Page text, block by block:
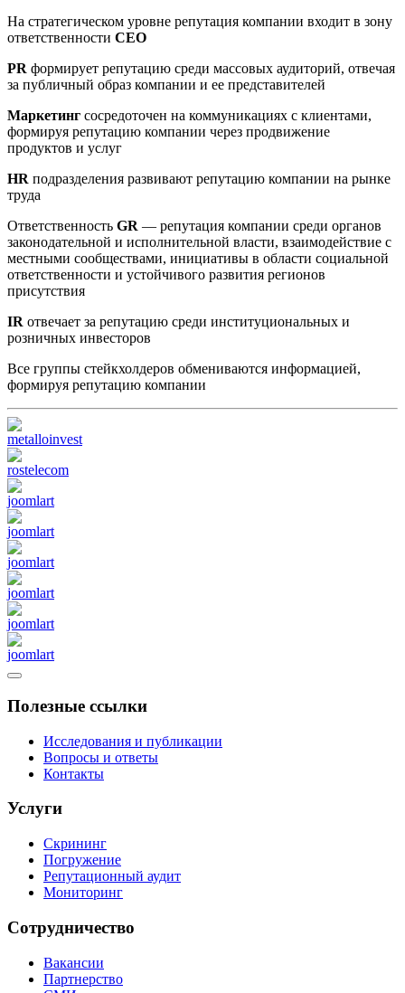
На стратегическом уровне репутация компании входит в зону
ответственности CEO
PR формирует репутацию среди массовых аудиторий, отвечая
за публичный образ компании и ее представителей
Маркетинг сосредоточен на коммуникациях с клиентами,
формируя репутацию компании через продвижение
продуктов и услуг
HR подразделения развивают репутацию компании на рынке
труда
Ответственность GR — репутация компании среди органов
законодательной и исполнительной власти, взаимодействие с
местными сообществами, инициативы в области социальной
ответственности и устойчивого развития регионов
присутствия
IR отвечает за репутацию среди институциональных и
розничных инвесторов
Все группы стейкхолдеров обмениваются информацией,
формируя репутацию компании
Полезные ссылки
Исследования и публикации
Вопросы и ответы
Контакты
Услуги
Скрининг
Погружение
Репутационный аудит
Мониторинг
Сотрудничество
Вакансии
Партнерство